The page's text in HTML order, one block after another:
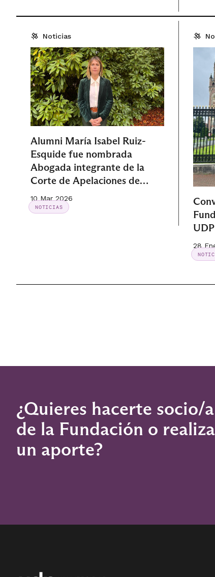
Noticias
Alumni María Isabel Ruiz-
Esquide fue nombrada
Abogada integrante de la
Corte de Apelaciones de
Valdivia
10 Mar 2026
NOTICIAS
28
¿Quieres hacerte socio/a
de la Fundación o
un aporte?